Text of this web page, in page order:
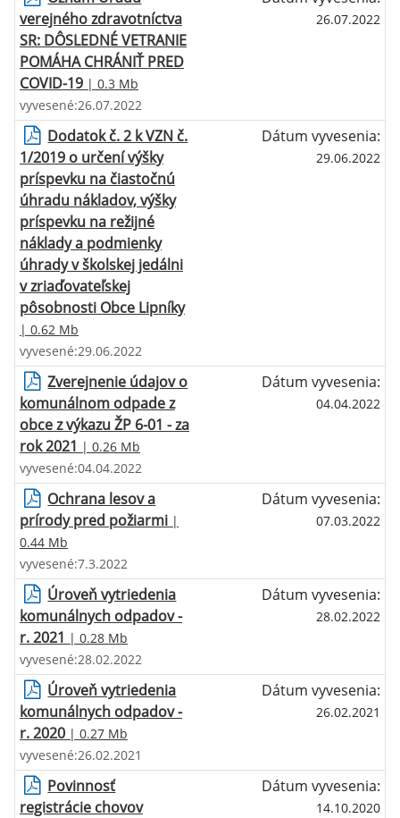
verejného zdravotníctva
SR: DÔSLEDNÉ VETRANIE
POMÁHA CHRÁNIŤ PRED
COVID-19 | 0.3 Mb
26.07.2022
vyvesené:26.07.2022
Dodatok č. 2 k VZN č.
1/2019 o určení výšky
príspevku na čiastočnú
úhradu nákladov, výšky
príspevku na režijné
náklady a podmienky
úhrady v školskej jedálni
v zriaďovateľskej
pôsobnosti Obce Lipníky
| 0.62 Mb
Dátum vyvesenia:
29.06.2022
vyvesené:29.06.2022
Zverejnenie údajov o
komunálnom odpade z
obce z výkazu ŽP 6-01 - za
rok 2021 | 0.26 Mb
Dátum vyvesenia:
04.04.2022
vyvesené:04.04.2022
Ochrana lesov a
prírody pred požiarmi |
0.44 Mb
Dátum vyvesenia:
07.03.2022
vyvesené:7.3.2022
Úroveň vytriedenia
komunálnych odpadov -
r. 2021 | 0.28 Mb
Dátum vyvesenia:
28.02.2022
vyvesené:28.02.2022
Úroveň vytriedenia
komunálnych odpadov -
r. 2020 | 0.27 Mb
Dátum vyvesenia:
26.02.2021
vyvesené:26.02.2021
Povinnosť
registrácie chovov
Dátum vyvesenia:
14.10.2020